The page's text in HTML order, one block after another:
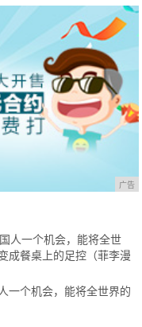
广告
一个机会，能将全世界的